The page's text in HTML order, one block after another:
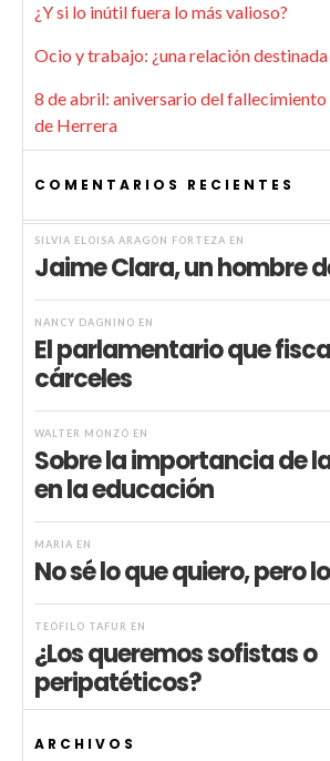
¿Y si lo inútil fuera lo más valioso?
Ocio y trabajo: ¿una relación destinada
8 de abril: aniversario del
de Herrera
COMENTARIOS RECIENTES
SILVIA ELOISA ARAGÓN FORTEZA EN
Jaime Clara, un hombre
NANCY DAGNINO EN
El parlamentario que
cárceles
WALTER MONZÓ EN
Sobre la importancia de
en la educación
MARIA EN
No sé lo que quiero, pero
TEÓFILO TAFUR EN
¿Los queremos sofistas o
peripatéticos?
ARCHIVOS